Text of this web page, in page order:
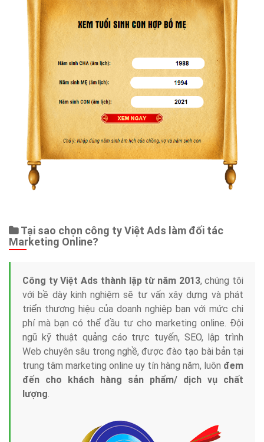
Tại sao chọn công ty Việt Ads làm đối tác
Marketing Online?
Công ty Việt Ads thành lập từ năm 2013, chúng tôi
với bề dày kinh nghiệm sẽ tư vấn xây dựng và phát
triển thương hiệu của doanh nghiệp bạn với mức chi
phí mà bạn có thể đầu tư cho marketing online. Đội
ngũ kỹ thuật quảng cáo trực tuyến, SEO, lập trình
Web chuyên sâu trong nghề, được đào tạo bài bản tại
trung tâm marketing online uy tín hàng năm, luôn đem
đến cho khách hàng sản phẩm/ dịch vụ chất
lượng.